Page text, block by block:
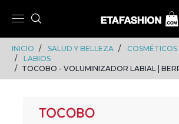
INICIO SALUD Y BELLEZA COSMÉTICOS
LABIOS
TOCOBO - VOLUMINIZADOR LABIAL |